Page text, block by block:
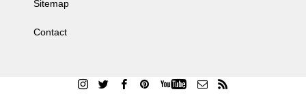
Sitemap
Contact